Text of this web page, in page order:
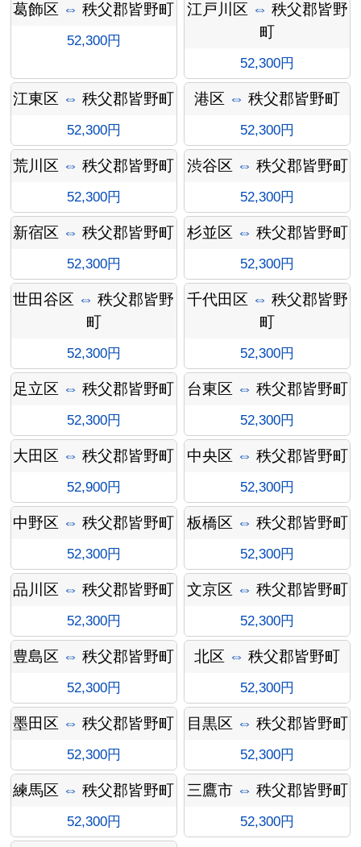
オプシ
ョン料
金
インフ
ォメー
葛飾区 ⇔ 秩父郡皆野町
52,300円
江戸川区 ⇔ 秩父郡皆野
町
52,300円
江東区 ⇔ 秩父郡皆野町
52,300円
港区 ⇔ 秩父郡皆野町
52,300円
荒川区 ⇔ 秩父郡皆野町
52,300円
渋谷区 ⇔ 秩父郡皆野町
52,300円
新宿区 ⇔ 秩父郡皆野町
52,300円
杉並区 ⇔ 秩父郡皆野町
52,300円
世田谷区 ⇔ 秩父郡皆野
町
52,300円
千代田区 ⇔ 秩父郡皆野
町
52,300円
足立区 ⇔ 秩父郡皆野町
52,300円
台東区 ⇔ 秩父郡皆野町
52,300円
大田区 ⇔ 秩父郡皆野町
52,900円
中央区 ⇔ 秩父郡皆野町
52,300円
中野区 ⇔ 秩父郡皆野町
52,300円
板橋区 ⇔ 秩父郡皆野町
52,300円
品川区 ⇔ 秩父郡皆野町
52,300円
文京区 ⇔ 秩父郡皆野町
52,300円
豊島区 ⇔ 秩父郡皆野町
52,300円
北区 ⇔ 秩父郡皆野町
52,300円
墨田区 ⇔ 秩父郡皆野町
52,300円
目黒区 ⇔ 秩父郡皆野町
52,300円
練馬区 ⇔ 秩父郡皆野町
52,300円
三鷹市 ⇔ 秩父郡皆野町
52,300円